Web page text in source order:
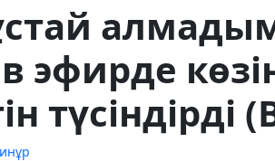
эфирде
түсіндірді